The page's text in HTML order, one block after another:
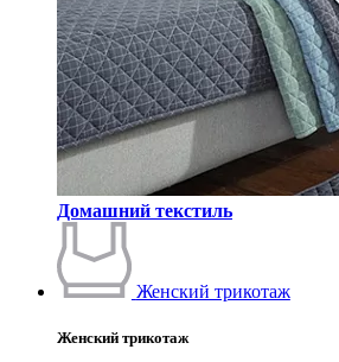
Домашний текстиль
Женский трикотаж
Женский трикотаж